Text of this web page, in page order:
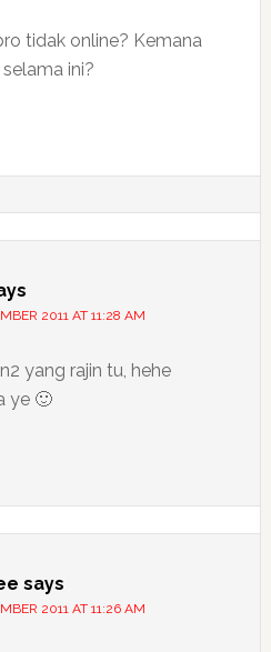
tidak online? Kemana
ini?
2011 AT 11:28 AM
yang rajin tu, hehe
ye 🙂
says
2011 AT 11:26 AM